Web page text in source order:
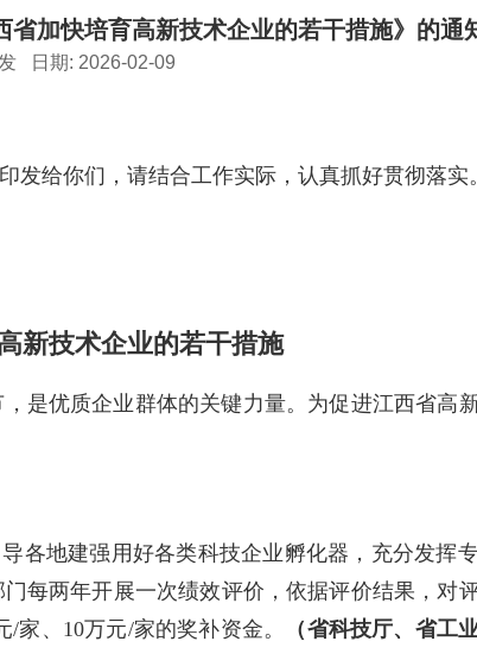
加快培育高新技术企业的若干措施》的通
日期: 2026-02-09
发给你们，请结合工作实际，认真抓好贯彻落实。
新技术企业的若干措施
是优质企业群体的关键力量。为促进江西省高
各地建强用好各类科技企业孵化器，充分发挥
每两年开展一次绩效评价，依据评价结果，对
家、10万元/家的奖补资金。
（省科技厅、省工